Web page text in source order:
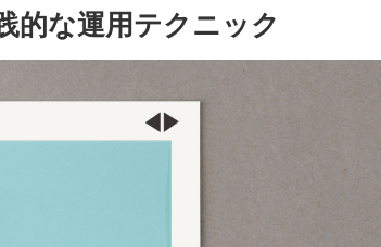
的な運用テクニック